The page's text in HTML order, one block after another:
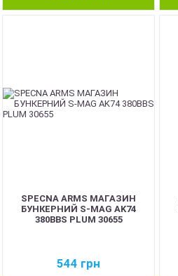
SPECNA ARMS МАГАЗИН
БУНКЕРНИЙ S-MAG AK74
380BBS PLUM 30655
544 грн